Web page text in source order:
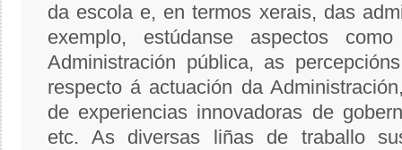
da escola e, en termos xerais, das
exemplo, estúdanse aspectos
Administración pública, as
respecto á actuación da
de experiencias innovadoras de
etc. As diversas liñas de traballo